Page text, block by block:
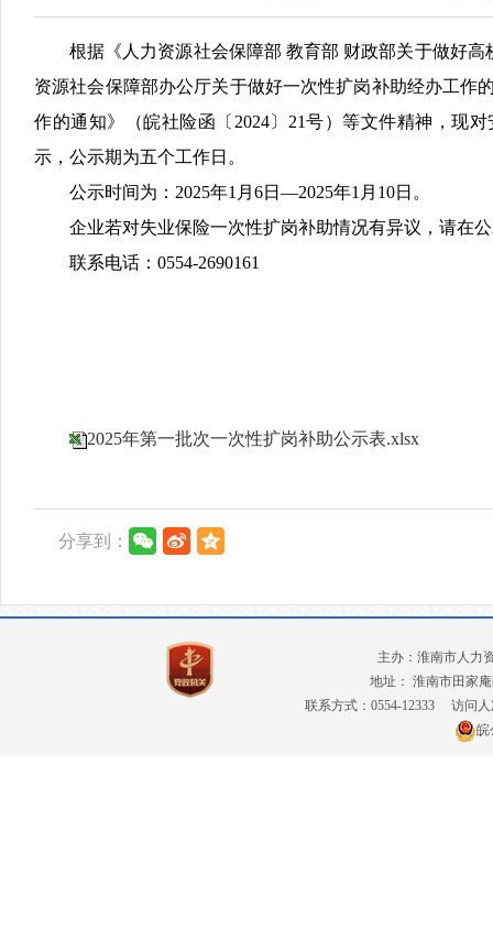
根据《人力资源社会保障部 教育部 财政部关于做好
资源社会保障部办公厅关于做好一次性扩岗补助经办工作
作的通知》（皖社险函〔2024〕21号）等文件精神，现
示，公示期为五个工作日。
公示时间为：2025年1月6日—2025年1月10日。
企业若对失业保险一次性扩岗补助情况有异议，请在
联系电话：0554-2690161
2025年第一批次一次性扩岗补助公示表.xlsx
分享到：
主办：淮南市人力
地址： 淮南市田家
联系方式：0554-12333
访问
皖